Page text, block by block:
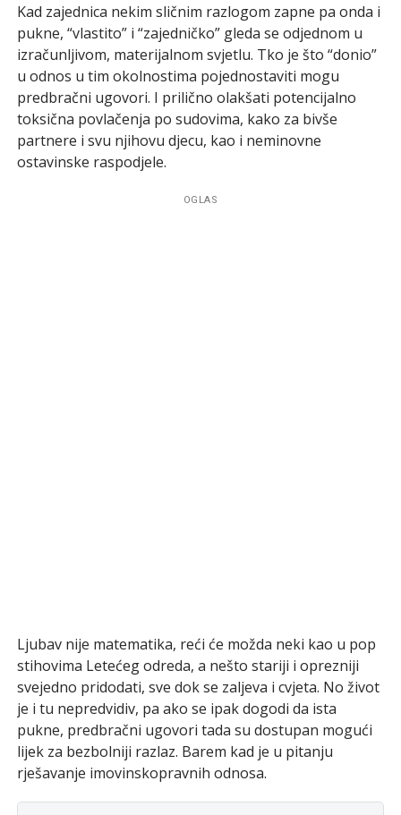
Kad zajednica nekim sličnim razlogom zapne pa onda i
pukne, “vlastito” i “zajedničko” gleda se odjednom u
izračunljivom, materijalnom svjetlu. Tko je što “donio”
u odnos u tim okolnostima pojednostaviti mogu
predbračni ugovori. I prilično olakšati potencijalno
toksična povlačenja po sudovima, kako za bivše
partnere i svu njihovu djecu, kao i neminovne
ostavinske raspodjele.
OGLAS
Ljubav nije matematika, reći će možda neki kao u pop
stihovima Letećeg odreda, a nešto stariji i oprezniji
svejedno pridodati, sve dok se zaljeva i cvjeta. No život
je i tu nepredvidiv, pa ako se ipak dogodi da ista
pukne, predbračni ugovori tada su dostupan mogući
lijek za bezbolniji razlaz. Barem kad je u pitanju
rješavanje imovinskopravnih odnosa.